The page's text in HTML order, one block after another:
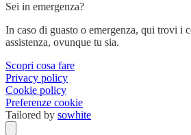
Sei in emergenza?
In caso di guasto o emergenza, qui trovi i
assistenza, ovunque tu sia.
Scopri cosa fare
Privacy policy
Cookie policy
Preferenze cookie
Tailored by sowhite